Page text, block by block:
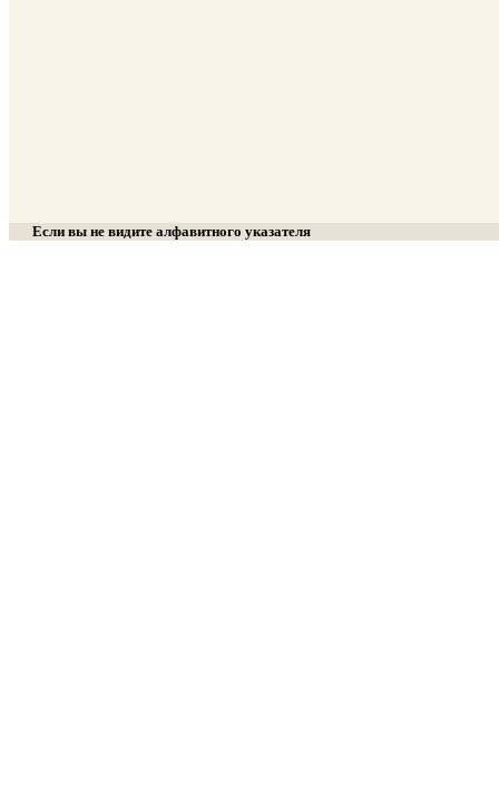
Если вы не видите алфавитного указателя